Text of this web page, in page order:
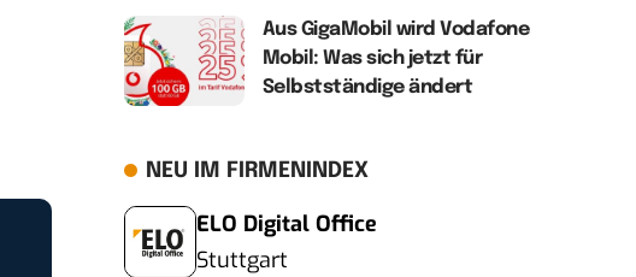
Aus GigaMobil wird Vodafone
Mobil: Was sich jetzt für
Selbstständige ändert
NEU IM FIRMENINDEX
ELO Digital Office
Stuttgart